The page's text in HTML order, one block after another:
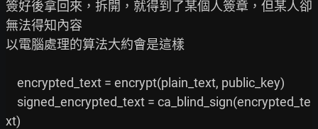
簽好後拿回來，拆開，就得到了某個人簽章，但某人卻
無法得知內容
以電腦處理的算法大約會是這樣
xt)